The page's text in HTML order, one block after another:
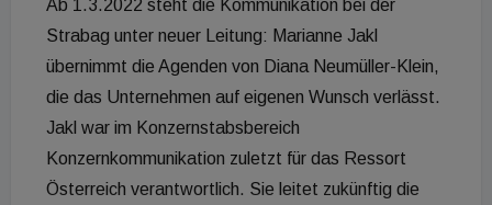
Ab 1.3.2022 steht die Kommunikation bei der
Strabag unter neuer Leitung: Marianne Jakl
übernimmt die Agenden von Diana Neumüller-Klein,
die das Unternehmen auf eigenen Wunsch verlässt.
Jakl war im Konzernstabsbereich
Konzernkommunikation zuletzt für das Ressort
Österreich verantwortlich. Sie leitet zukünftig die